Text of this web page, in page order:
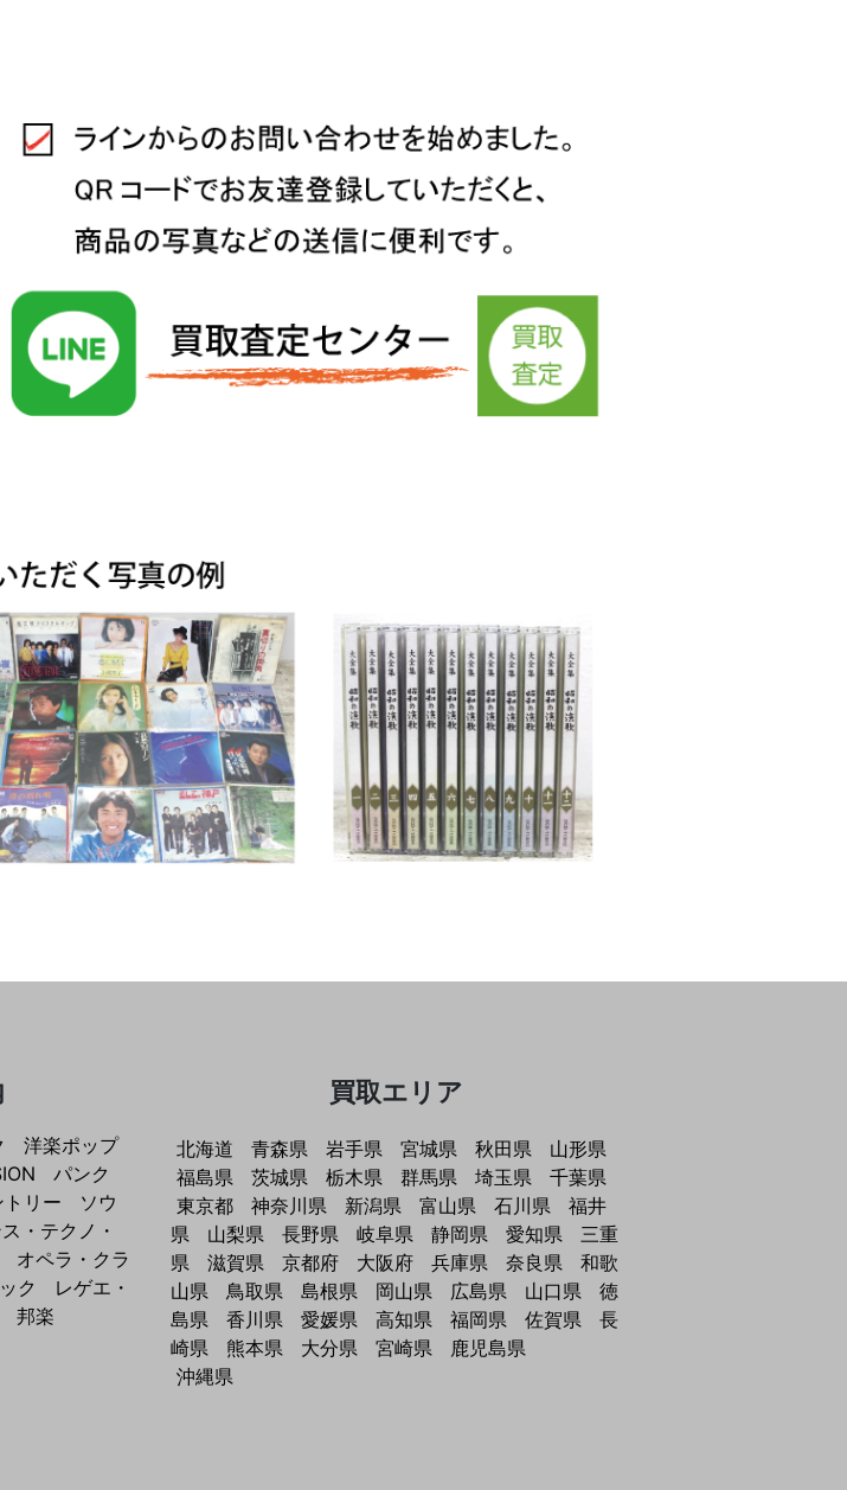
洋楽ポップ
パンク
リー
ソウ
・テクノ・
オペラ・クラ
ク
レゲエ・
邦楽
買取エリア
北海道 青森県 岩手県 宮城県 秋田県
山形県
福島県
茨城県 栃木県 群馬県 埼玉県
千葉県
東京都
神奈川県 新潟県 富山県 石川県
福井
県
山梨県 長野県 岐阜県 静岡県 愛知県
三重
県
滋賀県 京都府 大阪府 兵庫県 奈良県
和歌
山県
鳥取県 島根県 岡山県 広島県 山口県
徳
島県
香川県 愛媛県 高知県 福岡県 佐賀県
長
崎県
熊本県 大分県 宮崎県
鹿児島県
沖縄県